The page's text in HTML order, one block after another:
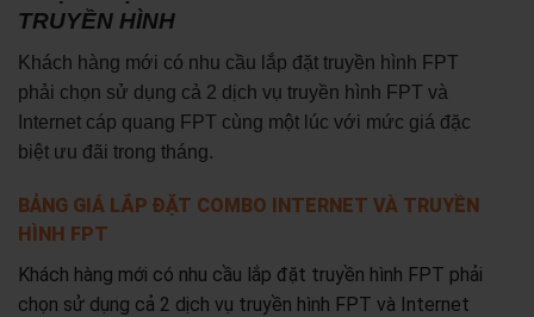
TRUYỀN HÌNH
Khách hàng mới có nhu cầu lắp đặt truyền hình FPT
phải chọn sử dụng cả 2 dịch vụ truyền hình FPT và
Internet cáp quang FPT cùng một lúc với mức giá đặc
biệt ưu đãi trong tháng.
BẢNG GIÁ LẮP ĐẶT COMBO INTERNET VÀ TRUYỀN
HÌNH FPT
Khách hàng mới có nhu cầu lắp đặt truyền hình FPT phải
chọn sử dụng cả 2 dịch vụ truyền hình FPT và Internet